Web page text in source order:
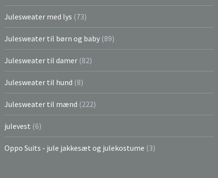
Julesweater med lys (73)
Julesweater til børn og baby (89)
Julesweater til damer (82)
Julesweater til hund (8)
Julesweater til mænd (222)
julevest (6)
Oppo Suits - jule jakkesæt og julekostume (3)